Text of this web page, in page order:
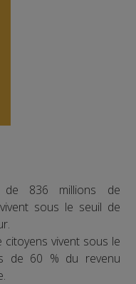
de 836 millions de
sous le seuil de
citoyens vivent sous le
de 60 % du revenu